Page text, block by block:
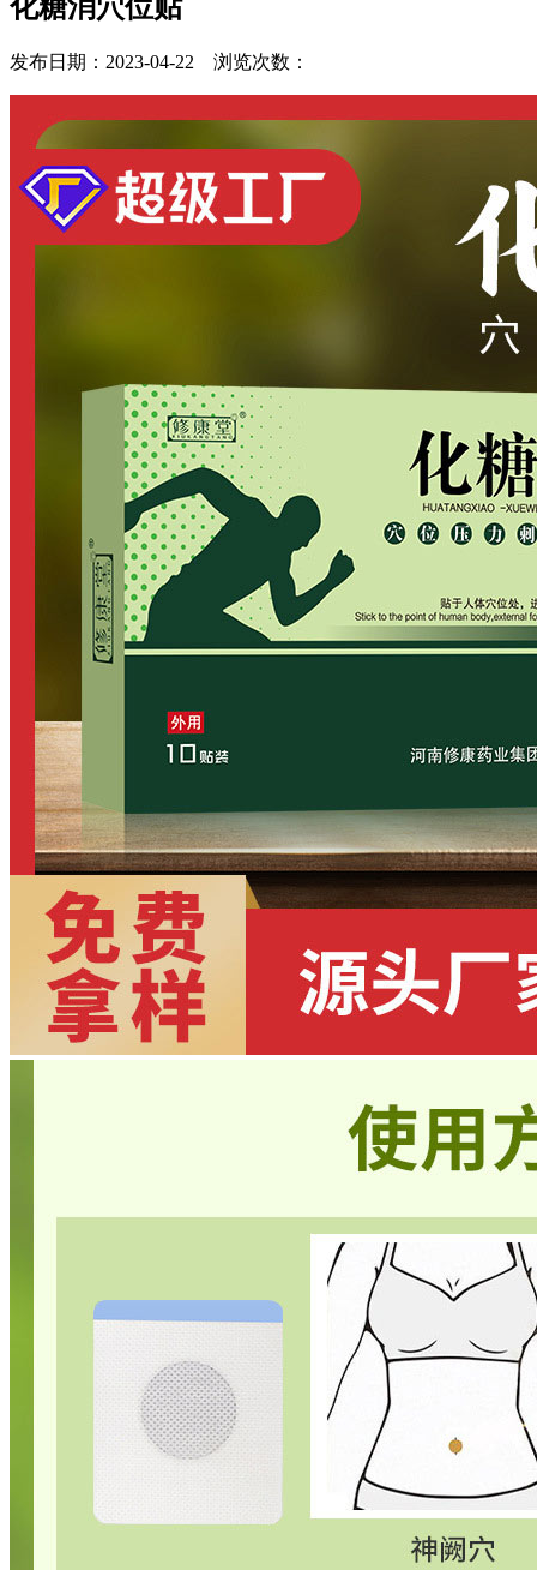
化糖消穴位贴
发布日期：2023-04-22 浏览次数：